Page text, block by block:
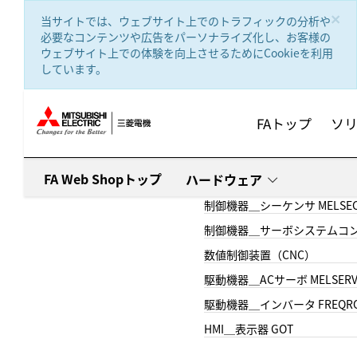
×
当サイトでは、ウェブサイト上でのトラフィックの分析や
必要なコンテンツや広告をパーソナライズ化し、お客様の
ウェブサイト上での体験を向上させるためにCookieを利用
しています。
FAトップ ソ
FA Web Shopトップ ハードウェア
制御機器＿シーケンサ
制御機器＿サーボシステムコ
数値制御装置（CNC）
駆動機器＿ACサーボ
駆動機器＿インバータ
HMI＿表示器 GOT